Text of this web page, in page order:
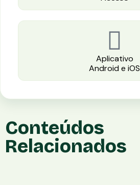
Aplicativo
Android e iOS
Conteúdos
Relacionados